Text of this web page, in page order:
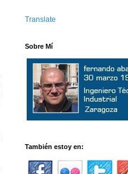
Translate
Sobre Mí
También estoy en: